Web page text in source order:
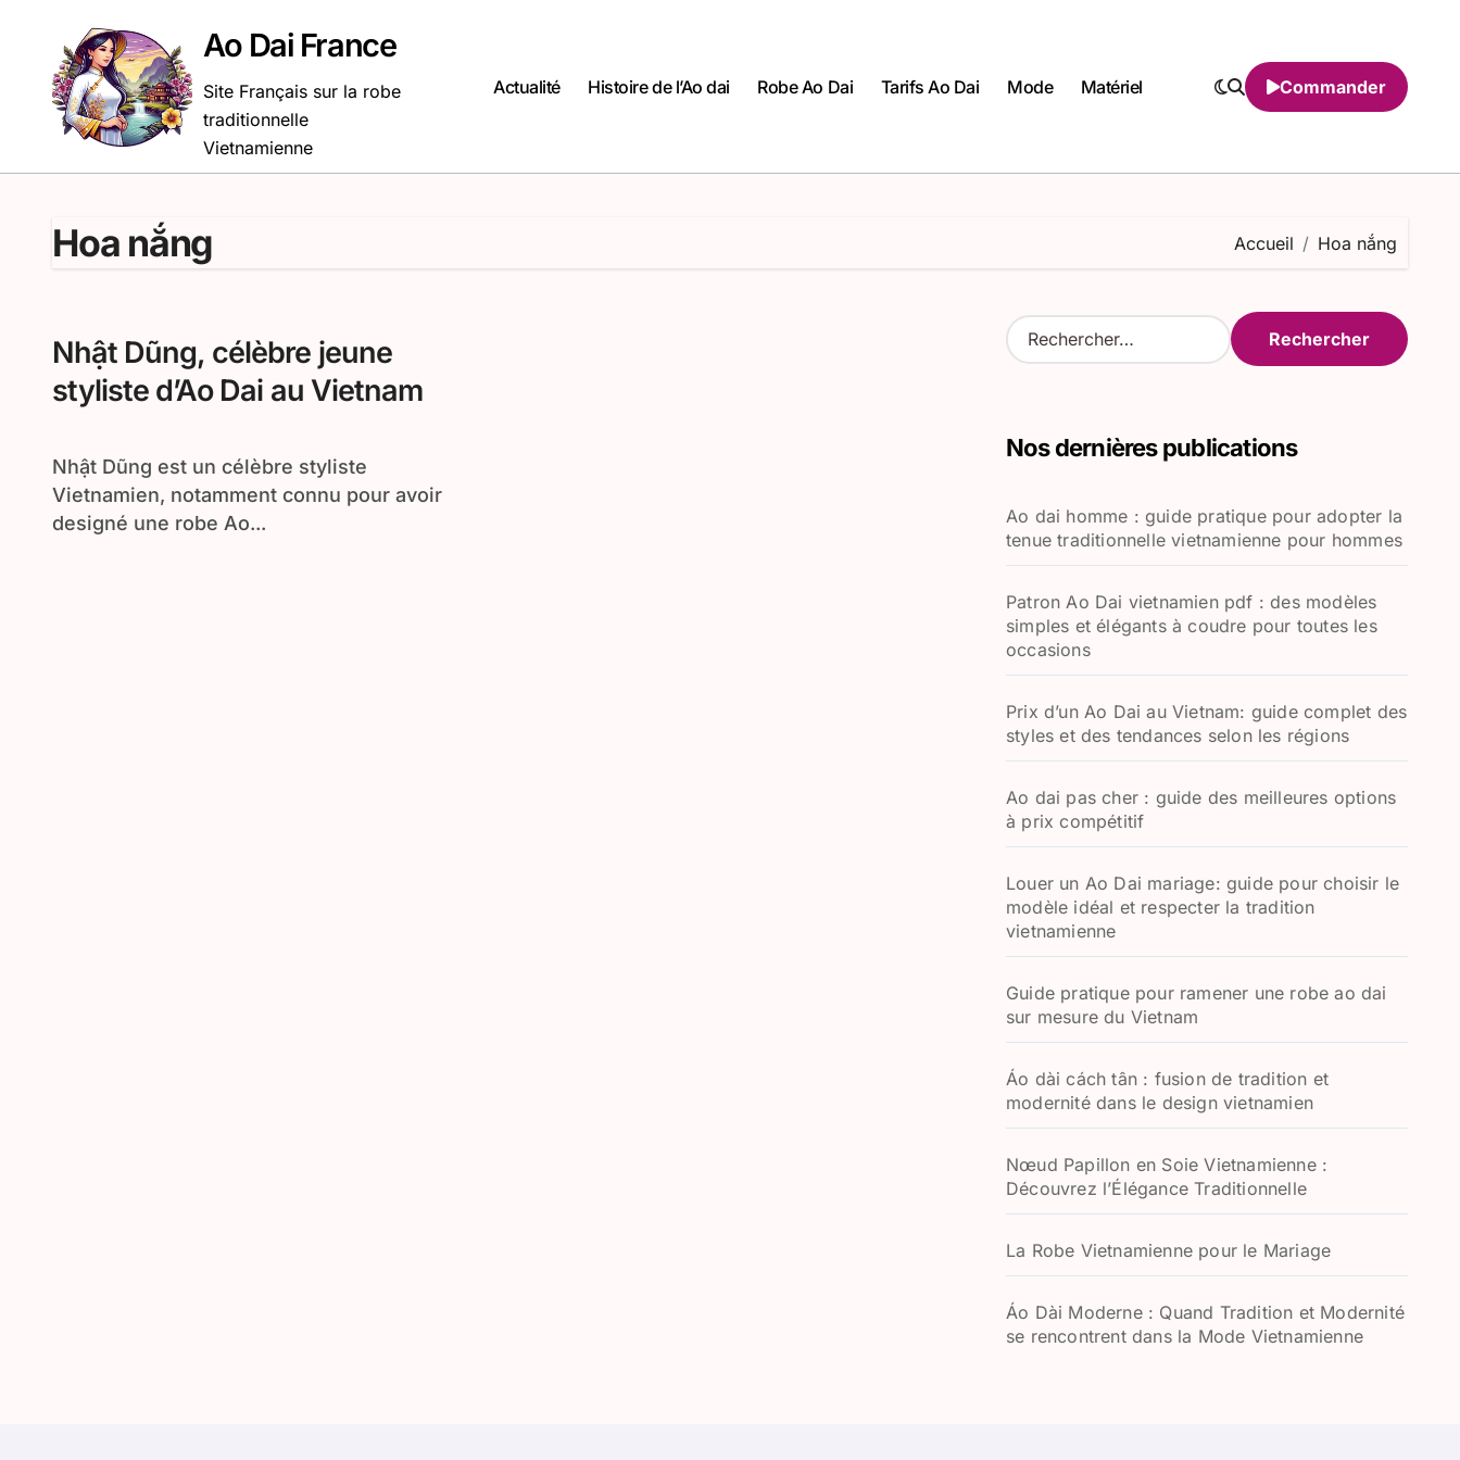
contenu
Ao Dai France
Site Français sur la robe
traditionnelle
Vietnamienne
Actualité Histoire de l’Ao dai Robe Ao Dai Tarifs Ao Dai Mode Matériel Commander
Hoa nắng Accueil Hoa nắng
Nhật Dũng, célèbre jeune
styliste d’Ao Dai au Vietnam
Nhật Dũng est un célèbre styliste
Vietnamien, notamment connu pour avoir
designé une robe Ao...
R
e
r
e
r
Nos dernières publications
Ao dai homme : guide pratique pour adopter la
tenue traditionnelle vietnamienne pour hommes
Patron Ao Dai vietnamien pdf : des modèles
simples et élégants à coudre pour toutes les
occasions
Prix d’un Ao Dai au Vietnam: guide complet des
styles et des tendances selon les régions
Ao dai pas cher : guide des meilleures options
à prix compétitif
Louer un Ao Dai mariage: guide pour choisir le
modèle idéal et respecter la tradition
vietnamienne
Guide pratique pour ramener une robe ao dai
sur mesure du Vietnam
Áo dài cách tân : fusion de tradition et
modernité dans le design vietnamien
Nœud Papillon en Soie Vietnamienne :
Découvrez l’Élégance Traditionnelle
La Robe Vietnamienne pour le Mariage
Áo Dài Moderne : Quand Tradition et Modernité
se rencontrent dans la Mode Vietnamienne